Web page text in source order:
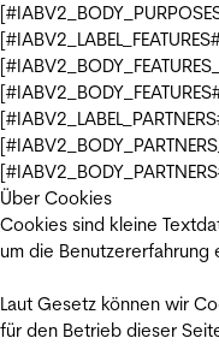
Über Cookies
Cookies sind kleine
um die
Laut Gesetz können wir
für den Betrieb dieser